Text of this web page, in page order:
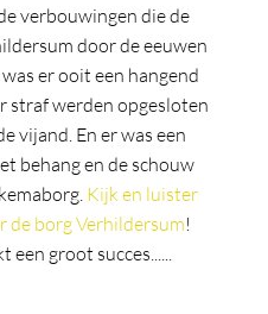
verbouwingen die de
door de eeuwen
er ooit een hangend
straf werden opgesloten
vijand. En er was een
behang en de schouw
Kijk en luister
de borg Verhildersum!
groot succes......